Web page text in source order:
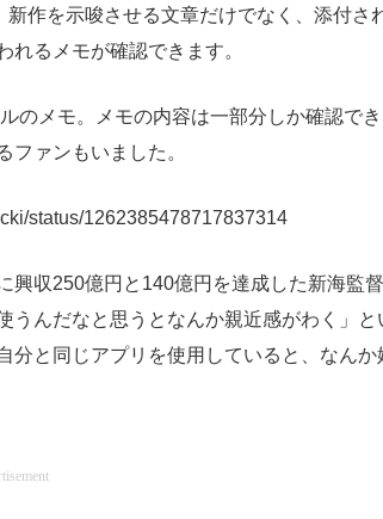
作を示唆させる文章だけでなく、添付さ
るメモが確認できます。
のメモ。メモの内容は一部分しか確認で
ファンもいました。
status/1262385478717837314
収250億円と140億円を達成した新海監督
うんだなと思うとなんか親近感がわく」と
分と同じアプリを使用していると、なんか